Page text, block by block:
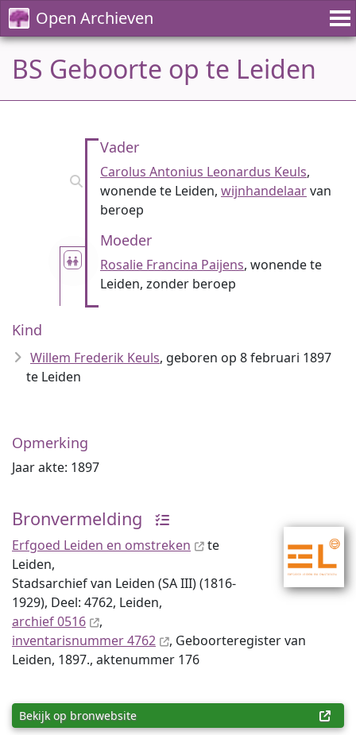
Open Archieven
BS Geboorte op te Leiden
Vader
Carolus Antonius Leonardus Keuls,
wonende te Leiden, wijnhandelaarvan
beroep
Moeder
Rosalie Francina Paijens, wonende te
Leiden, zonder beroep
Kind
Willem Frederik Keuls, geboren op 8 februari 1897
te Leiden
Opmerking
Jaar akte: 1897
Bronvermelding
Erfgoed Leiden en omstreken
te
Leiden,
Stadsarchief van Leiden (SA III) (1816-
1929), Deel: 4762, Leiden,
archief 0516
,
inventaris­num­mer 4762
, Geboorteregister van
Leiden, 1897., aktenummer 176
Bekijk op bronwebsite